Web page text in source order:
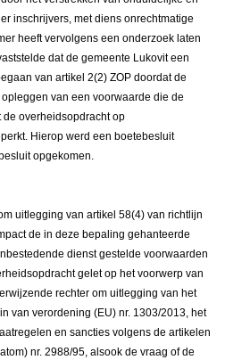
inschrijvers, met diens onrechtmatige
heeft vervolgens een onderzoek laten
dat de gemeente Lukovit een
van artikel 2(2) ZOP doordat de
van een voorwaarde die de
overheidsopdracht op
Hierop werd een boetebesluit
opgekomen.
uitlegging van artikel 58(4) van richtlijn
de in deze bepaling gehanteerde
dienst gestelde voorwaarden
gelet op het voorwerp van
rechter om uitlegging van het
van verordening (EU) nr. 1303/2013, het
en sancties volgens de artikelen
nr. 2988/95, alsook de vraag of de